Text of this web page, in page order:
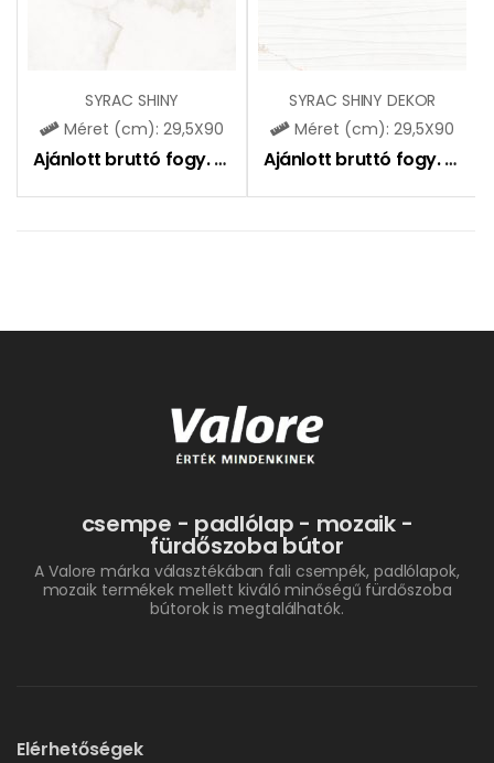
SYRAC SHINY
Méret (cm): 29,5X90
Ajánlott bruttó fogy. ár: 10990Ft
SYRAC SHINY DEKOR
Méret (cm): 29,5X90
Ajánlott bruttó fogy. ár:
csempe - padlólap - mozaik -
fürdőszoba bútor
A Valore márka választékában fali csempék, padlólapok,
mozaik termékek mellett kiváló minőségű fürdőszoba
bútorok is megtalálhatók.
Elérhetőségek